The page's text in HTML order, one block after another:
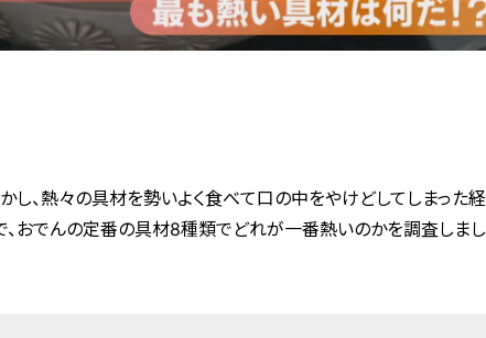
し、熱々の具材を勢いよく食べて口の中をやけどしてしまった経
、おでんの定番の具材8種類でどれが一番熱いのかを調査しまし